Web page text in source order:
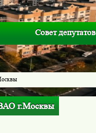
Совет депутатов
г.Москвы